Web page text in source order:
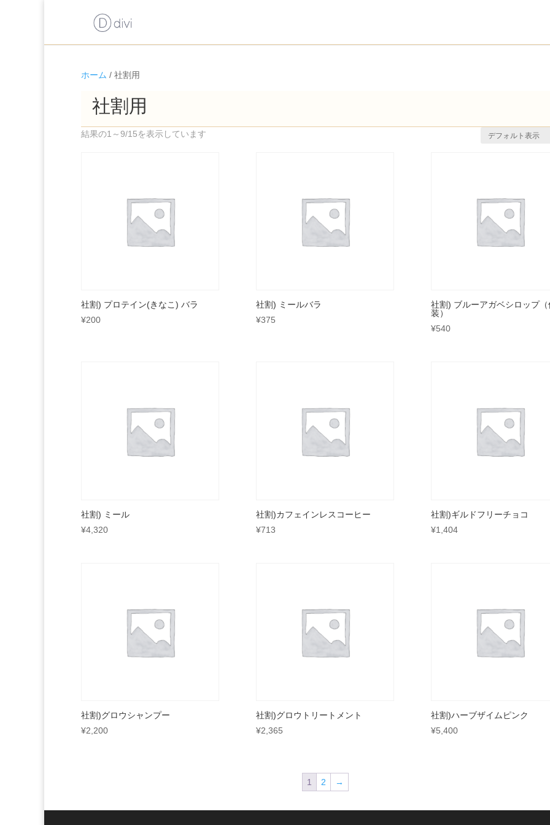
ホーム / 社割用
社割用
結果の1～9/15を表示しています
社割) プロテイン(きなこ) バラ
¥200
社割) ミールバラ
¥375
社割) ブルーアガベシロップ（
装）
¥540
社割) ミール
¥4,320
社割)カフェインレスコーヒー
¥713
社割)ギルドフリーチョコ
¥1,404
社割)グロウシャンプー
¥2,200
社割)グロウトリートメント
¥2,365
社割)ハーブザイムピンク
¥5,400
1 2 →